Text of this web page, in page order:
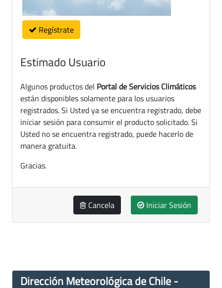
Regístrate
Estimado Usuario
Algunos productos del Portal de Servicios Climáticos
están disponibles solamente para los usuarios
registrados. Si Usted ya se encuentra registrado, debe
iniciar sesión para consumir el producto solicitado. Si
Usted no se encuentra registrado, puede hacerlo de
manera gratuita.
Gracias.
Cancela Iniciar Sesión
Dirección Meteorológica de Chile -